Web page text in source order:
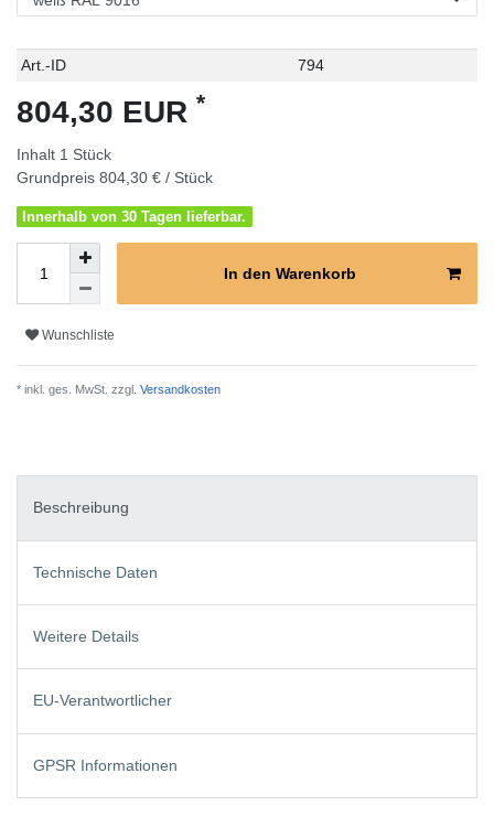
Technisches
Wert
Art.-ID 794
804,30 EUR *
Inhalt 1 Stück
Grundpreis 804,30 € / Stück
Innerhalb von 30 Tagen lieferbar.
In den Warenkorb
Wunschliste
* inkl. ges. MwSt. zzgl. Versandkosten
Beschreibung
Technische Daten
Weitere Details
EU-Verantwortlicher
GPSR Informationen